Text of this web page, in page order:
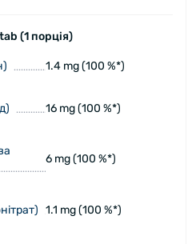
(1 порція)
1.4 mg (100 %*)
16 mg (100 %*)
6 mg (100 %*)
1.1 mg (100 %*)